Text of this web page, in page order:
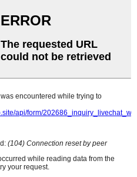
Swahili
Tajik
Telugu
Ukrainian
Urdu
Welsh
Xhosa
Yiddish